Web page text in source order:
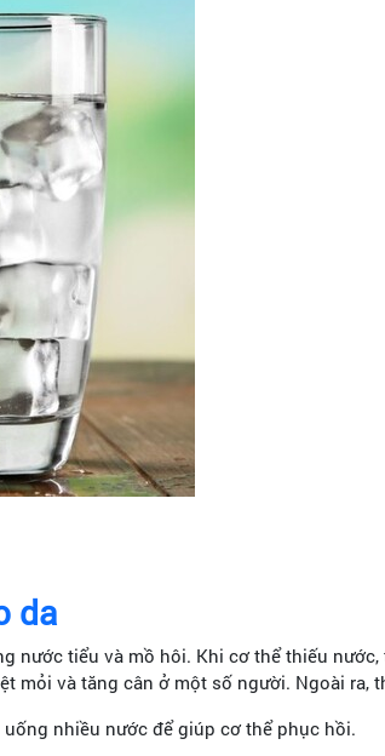
da
nước tiểu và mồ hôi. Khi cơ thể thiếu
mỏi và tăng cân ở một số người. Ngoài
nhiều nước để giúp cơ thể phục hồi.